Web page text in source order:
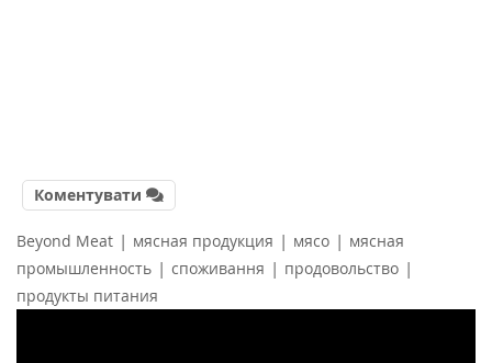
Коментувати
Beyond Meat | мясная продукция | мясо | мясная
промышленность | споживання | продовольство |
продукты питания